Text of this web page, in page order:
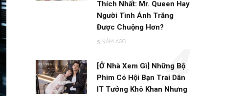
Thích Nhất: Mr. Queen Hay
Người Tình Ánh Trăng
Được Chuộng Hơn?
5 NĂM AGO
[Ở Nhà Xem Gì] Những Bộ
Phim Có Hội Bạn Trai Dân
IT Tưởng Khô Khan Nhưng
4